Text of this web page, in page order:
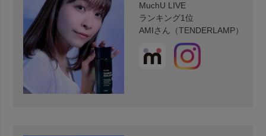
MuchU LIVE
ランキング1位
AMIさん（TENDERLAMP）